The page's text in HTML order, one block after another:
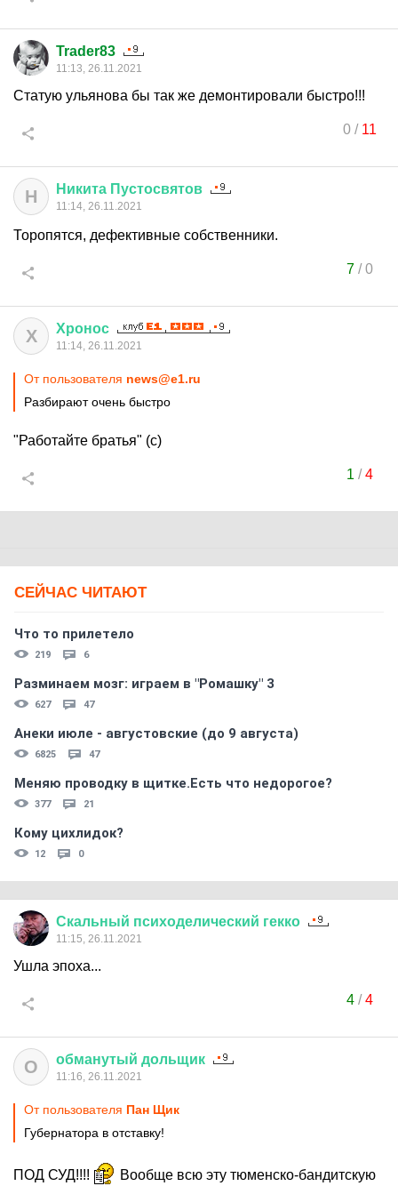
Trader83
11:13, 26.11.2021
Статую ульянова бы так же демонтировали быстро!!!
0/ 11
Н Никита Пустосвятов
11:14, 26.11.2021
Торопятся, дефективные собственники.
7/0
Х Хронос
11:14, 26.11.2021
От пользователя news@e1.ru
Разбирают очень быстро
"Работайте братья" (с)
1 /4
СЕЙЧАС ЧИТАЮТ
Что то прилетело
219 6
Разминаем мозг: играем в "Ромашку" 3
627 47
Анеки июле - августовские (до 9 августа)
6825 47
Меняю проводку в щитке.Есть что недорогое?
377 21
Кому цихлидок?
12 0
Скальный психоделический гекко
11:15, 26.11.2021
Ушла эпоха...
4/4
О обманутый дольщик
11:16, 26.11.2021
От пользователя Пан Щик
Губернатора в отставку!
ПОД СУД!!!!
Вообще всю эту тюменско-бандитскую